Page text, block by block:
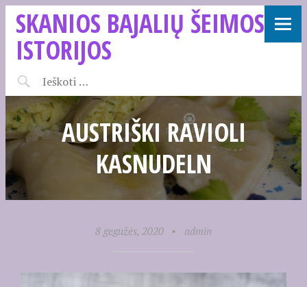
SKANIOS BAJALIŲ ŠEIMOS
ISTORIJOS
AUSTRIŠKI RAVIOLI
KASNUDELN
8 gegužės, 2020 • admin